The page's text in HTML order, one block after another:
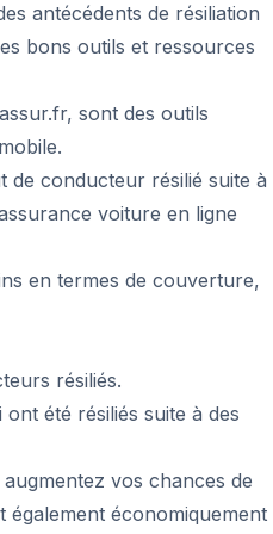
antécédents de résiliation
bons outils et ressources
sont des outils
de conducteur résilié suite à
voiture en ligne
en termes de couverture,
résiliés.
été résiliés suite à des
vos chances de
économiquement